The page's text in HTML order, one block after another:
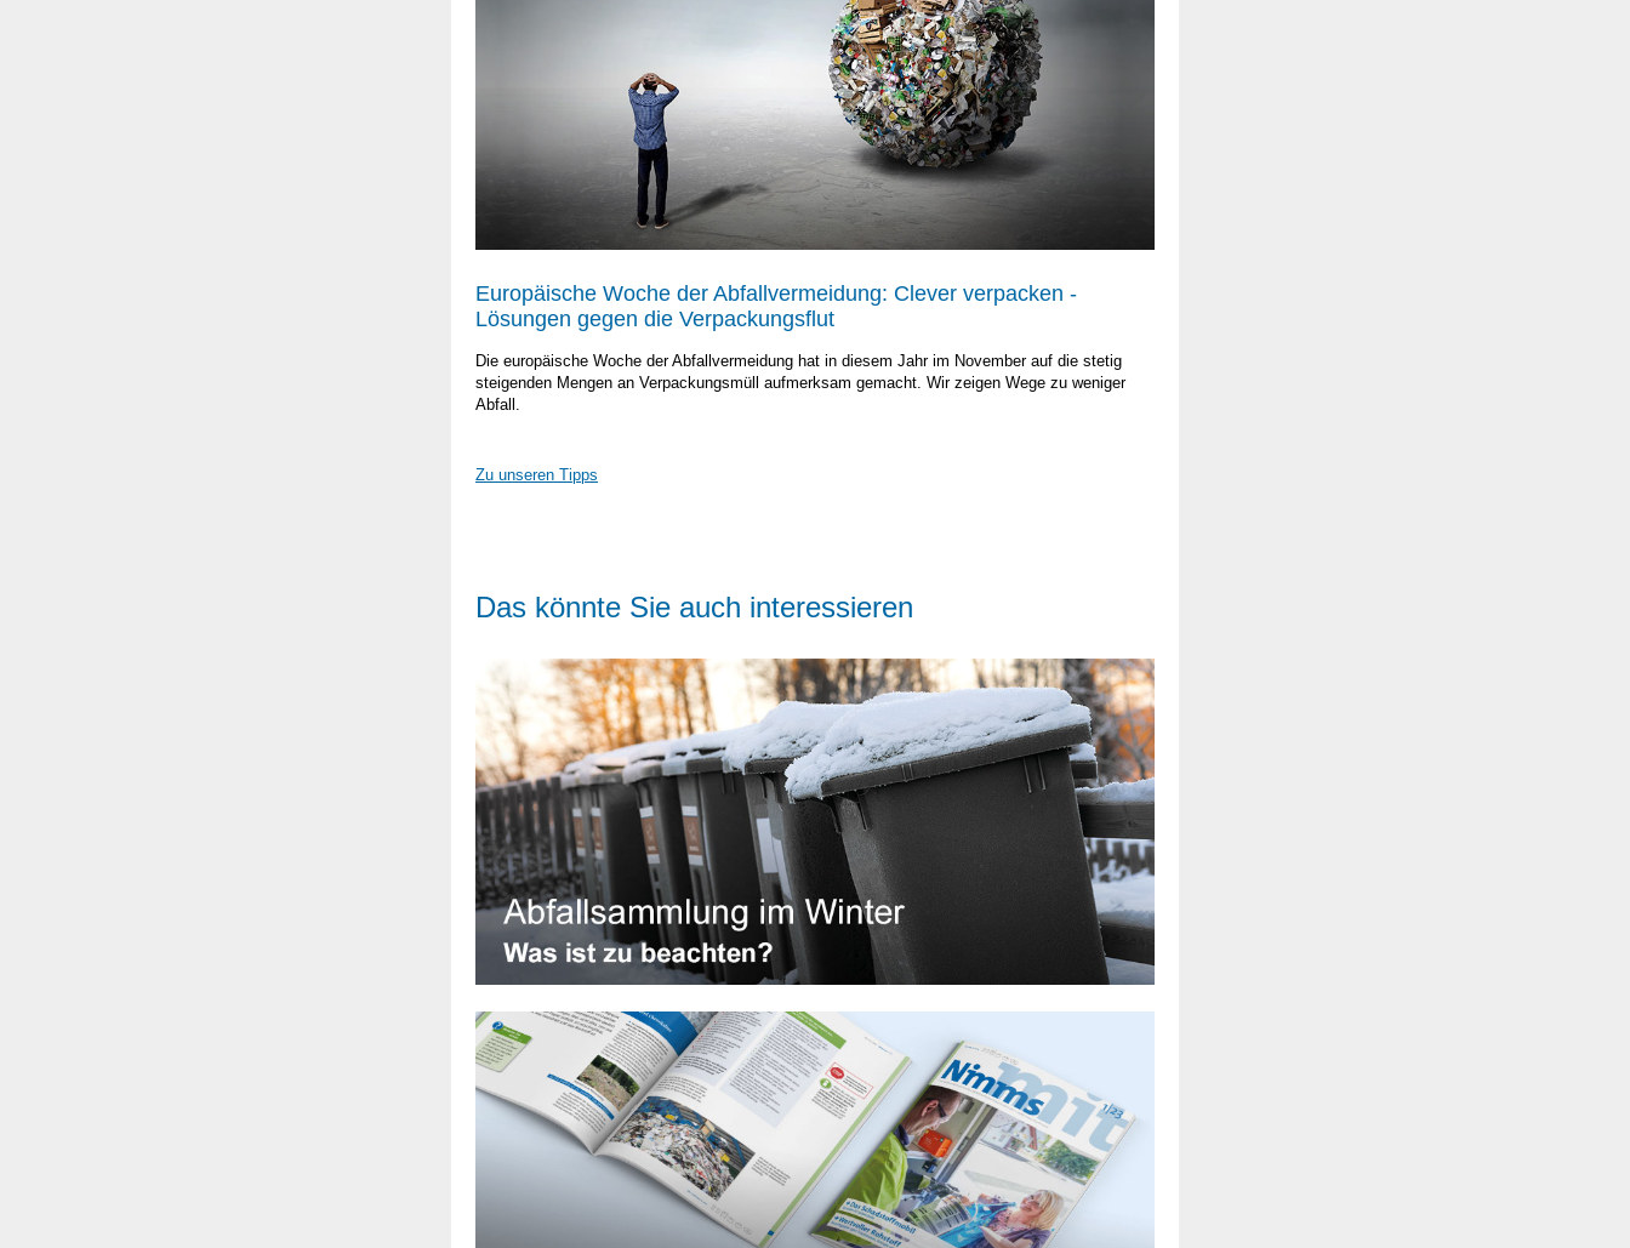
Europäische Woche der Abfallvermeidung: Clever verpacken -
Lösungen gegen die Verpackungsflut
Die europäische Woche der Abfallvermeidung hat in diesem Jahr im November auf die stetig
steigenden Mengen an Verpackungsmüll aufmerksam gemacht. Wir zeigen Wege zu weniger
Abfall.
Zu unseren Tipps
Das könnte Sie auch interessieren